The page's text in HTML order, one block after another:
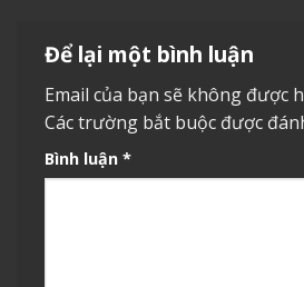
Để lại một bình luận
Email của bạn sẽ không được
Các trường bắt buộc được
Bình luận *